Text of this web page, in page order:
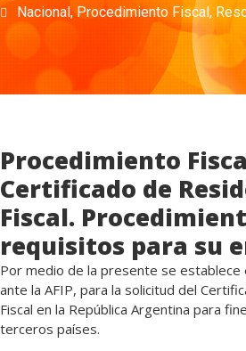
Nacional,Procedimiento Fiscal,
Procedimiento
Certificado de
Fiscal.
requisitos para su
Por medio de la presente se establece
ante la AFIP, para la solicitud del
Fiscal en la República Argentina para
terceros países.